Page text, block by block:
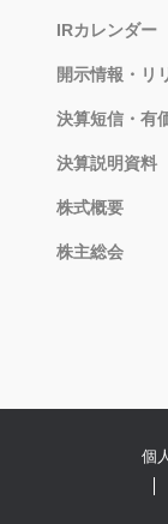
IRカレンダー
開示情報・リ
決算短信・有
決算説明資料
株式概要
株主総会
個